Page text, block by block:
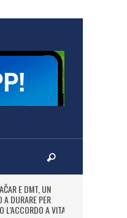
E DMT, UN
A DURARE PER
L’ACCORDO A VITA.